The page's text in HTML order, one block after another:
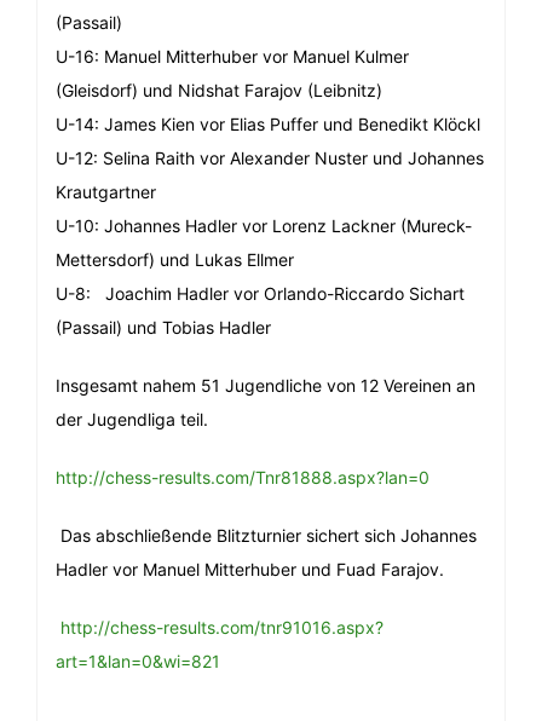
(Passail)
U-16: Manuel Mitterhuber vor Manuel Kulmer
(Gleisdorf) und Nidshat Farajov (Leibnitz)
U-14: James Kien vor Elias Puffer und Benedikt Klöckl
U-12: Selina Raith vor Alexander Nuster und Johannes
Krautgartner
U-10: Johannes Hadler vor Lorenz Lackner (Mureck-
Mettersdorf) und Lukas Ellmer
U-8: Joachim Hadler vor Orlando-Riccardo Sichart
(Passail) und Tobias Hadler
Insgesamt nahem 51 Jugendliche von 12 Vereinen an
der Jugendliga teil.
http://chess-results.com/Tnr81888.aspx?lan=0
Das abschließende Blitzturnier sichert sich Johannes
Hadler vor Manuel Mitterhuber und Fuad Farajov.
http://chess-results.com/tnr91016.aspx?
art=1&lan=0&wi=821